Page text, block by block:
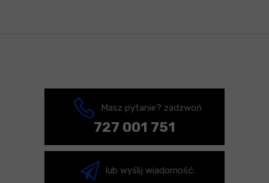
Masz pytanie? zadzwoń
727 001 751
lub wyślij wiadomość: